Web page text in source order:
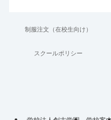
制服注文（在校生向け）
スクールポリシー